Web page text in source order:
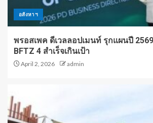
อสังหาฯ
พรอสเพค ดีเวลลอปเมนท์ รุกแผนปี
BFTZ 4 สำเร็จเกินเป้า
April 2, 2026 admin